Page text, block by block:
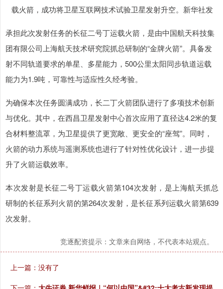
载火箭，成功将卫星互联网技术试验卫星发射升空。新华社发
承担此次发射任务的长征二号丁运载火箭，是由中国航天科技集
团有限公司上海航天技术研究院抓总研制的“金牌火箭”。具备发
射不同轨道要求的单星、多星能力，500公里太阳同步轨道运载
能力为1.9吨，可靠性与适应性久经考验。
为确保本次任务圆满成功，长二丁火箭团队进行了多项技术创新
与优化。其中，在西昌卫星发射中心首次应用了直径达4.2米的复
合材料整流罩，为卫星提供了更宽敞、更安全的“座驾”。同时，
火箭的动力系统与遥测系统也进行了针对性优化设计，进一步提
升了火箭运载效率。
本次发射是长征二号丁运载火箭第104次发射，是上海航天抓总
研制的长征系列火箭的第264次发射，是长征系列运载火箭第639
次发射。
竞逐配资提示：文章来自网络，不代表本站观点。
上一篇：没有了